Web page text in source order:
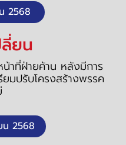
2568
ยน
าที่ฝ่ายค้าน หลังมีการ
มปรับโครงสร้างพรรค
2568